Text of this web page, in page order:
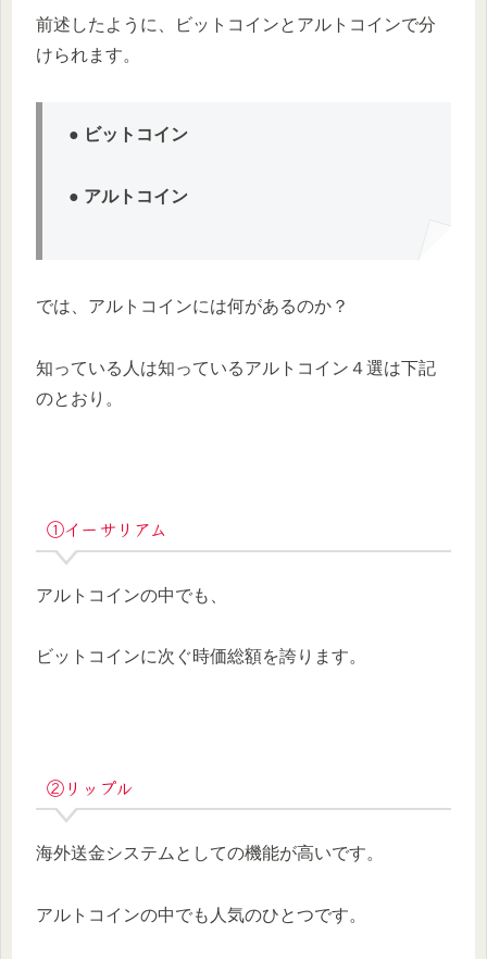
前述したように、ビットコインとアルトコインで分
けられます。
● ビットコイン
● アルトコイン
では、アルトコインには何があるのか？
知っている人は知っているアルトコイン４選は下記
のとおり。
①イーサリアム
アルトコインの中でも、
ビットコインに次ぐ時価総額を誇ります。
②リップル
海外送金システムとしての機能が高いです。
アルトコインの中でも人気のひとつです。